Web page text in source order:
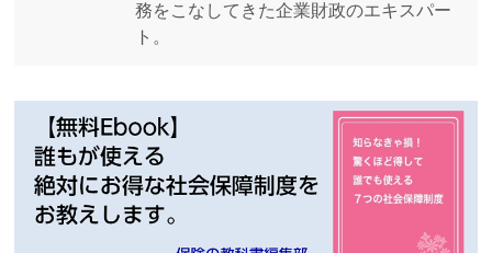
務をこなしてきた企業財政のエキスパー
ト。